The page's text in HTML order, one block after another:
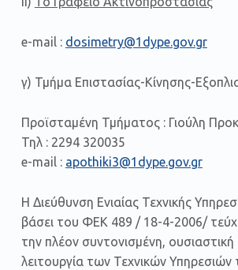
e-mail : dosimetry@1dype.gov.gr
γ) Τμήμα Επιστασίας-Κίνησης-
Προϊσταμένη Τμήματος : Γιούλη
Τηλ : 2294 320035
e-mail : apothiki3@1dype.gov.gr
Η Διεύθυνση Ενιαίας Τεχνικής
βάσει του ΦΕΚ 489 / 18-4-2006/
την πλέον συντονισμένη,
λειτουργία των Τεχνικών